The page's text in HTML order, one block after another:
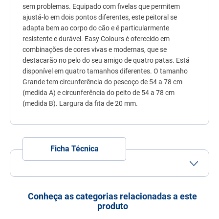
sem problemas. Equipado com fivelas que permitem
ajustá-lo em dois pontos diferentes, este peitoral se
adapta bem ao corpo do cão e é particularmente
resistente e durável. Easy Colours é oferecido em
combinações de cores vivas e modernas, que se
destacarão no pelo do seu amigo de quatro patas. Está
disponível em quatro tamanhos diferentes. O tamanho
Grande tem circunferência do pescoço de 54 a 78 cm
(medida A) e circunferência do peito de 54 a 78 cm
(medida B). Largura da fita de 20 mm.
Ficha Técnica
Cachorros
Conheça as categorias relacionadas a este
produto
10º sachê gato